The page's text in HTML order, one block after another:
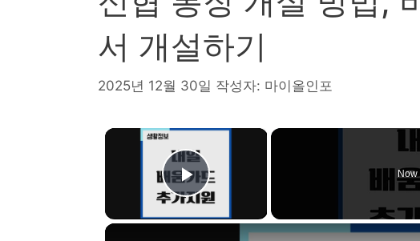
서 개설하기
2025년 12월 30일 작성자: 마이올인포
×
Play Video
Now